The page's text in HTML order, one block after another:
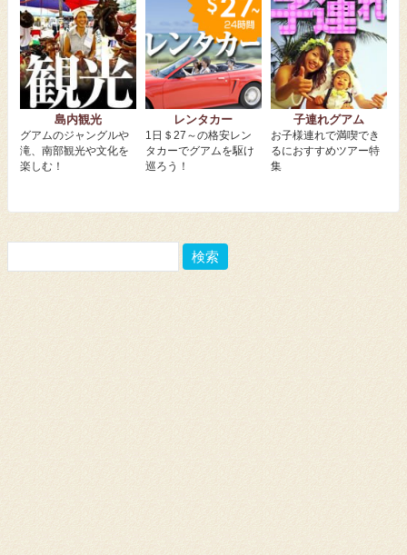
島内観光
グアムのジャングルや
滝、南部観光や文化を
楽しむ！
レンタカー
1日＄27～の格安レン
タカーでグアムを駆け
巡ろう！
子連れグアム
お子様連れで満喫でき
るにおすすめツアー特
集